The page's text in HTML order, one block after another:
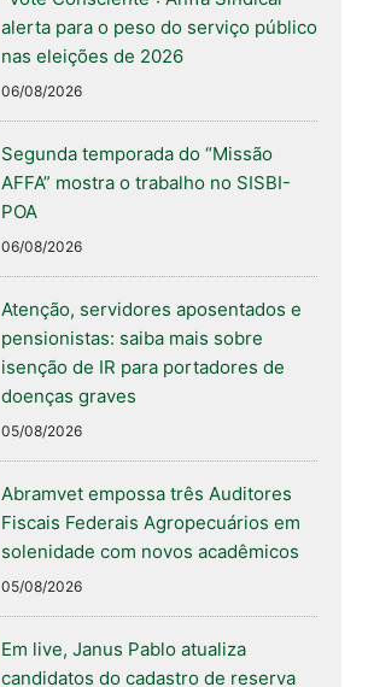
alerta para o peso do serviço público
nas eleições de 2026
06/08/2026
Segunda temporada do “Missão
AFFA” mostra o trabalho no SISBI-
POA
06/08/2026
Atenção, servidores aposentados e
pensionistas: saiba mais sobre
isenção de IR para portadores de
doenças graves
05/08/2026
Abramvet empossa três Auditores
Fiscais Federais Agropecuários em
solenidade com novos acadêmicos
05/08/2026
Em live, Janus Pablo atualiza
candidatos do cadastro de reserva